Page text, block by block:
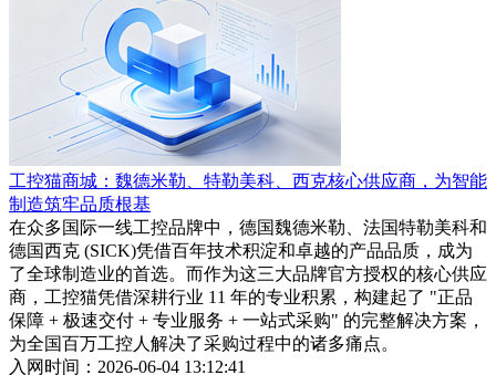
工控猫商城：魏德米勒、特勒美科、西克核心供应商，为智能
制造筑牢品质根基
在众多国际一线工控品牌中，德国魏德米勒、法国特勒美科和
德国西克 (SICK)凭借百年技术积淀和卓越的产品品质，成为
了全球制造业的首选。而作为这三大品牌官方授权的核心供应
商，工控猫凭借深耕行业 11 年的专业积累，构建起了 "正品
保障 + 极速交付 + 专业服务 + 一站式采购" 的完整解决方案，
为全国百万工控人解决了采购过程中的诸多痛点。
入网时间：2026-06-04 13:12:41